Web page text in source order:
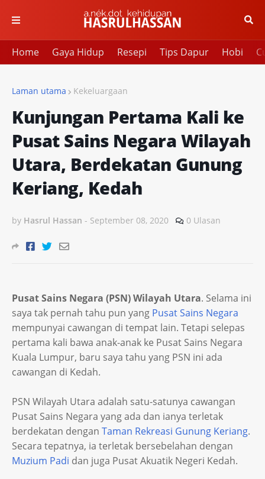
Home Gaya Hidup Resepi Tips Dapur Hobi
Laman utama Kekeluargaan
Kunjungan Pertama Kali ke
Pusat Sains Negara Wilayah
Utara, Berdekatan Gunung
Keriang, Kedah
by Hasrul Hassan - September 08, 2020 0 Ulasan
Pusat Sains Negara (PSN) Wilayah Utara. Selama ini
saya tak pernah tahu pun yang Pusat Sains Negara
mempunyai cawangan di tempat lain. Tetapi selepas
pertama kali bawa anak-anak ke Pusat Sains Negara
Kuala Lumpur, baru saya tahu yang PSN ini ada
cawangan di Kedah.
PSN Wilayah Utara adalah satu-satunya cawangan
Pusat Sains Negara yang ada dan ianya terletak
berdekatan dengan Taman Rekreasi Gunung Keriang.
Secara tepatnya, ia terletak bersebelahan dengan
Muzium Padi dan juga Pusat Akuatik Negeri Kedah.